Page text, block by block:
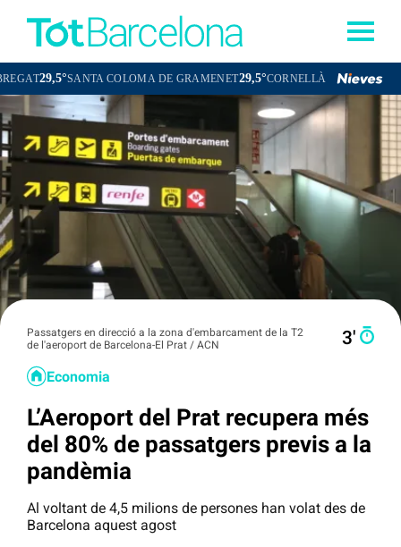
COLOMA DE GRAMENET29,5°CORNELLÀ DE LLOBREGAT29,9°SANT
Passatgers en direcció a la zona d'embarcament de la T2
de l'aeroport de Barcelona-El Prat / ACN
3′
Economia
L’Aeroport del Prat recupera més
del 80% de passatgers previs a la
pandèmia
Al voltant de 4,5 milions de persones han volat des de
Barcelona aquest agost